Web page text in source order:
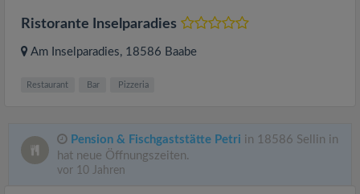
Ristorante Inselparadies
Am Inselparadies, 18586 Baabe
Restaurant Bar Pizzeria
Pension & Fischgaststätte Petri in 18586 Sellin in
hat neue Öffnungszeiten.
vor 10 Jahren